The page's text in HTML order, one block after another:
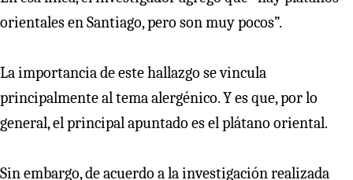
orientales en Santiago, pero son muy pocos”.
La importancia de este hallazgo se vincula
principalmente al tema alergénico. Y es que, por lo
general, el principal apuntado es el plátano oriental.
Sin embargo, de acuerdo a la investigación realizada